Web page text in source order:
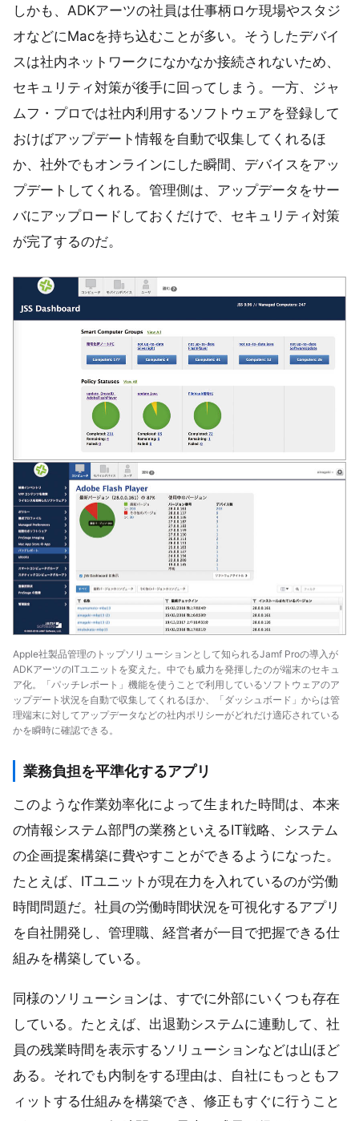
しかも、ADKアーツの社員は仕事柄ロケ現場やスタジ
オなどにMacを持ち込むことが多い。そうしたデバイ
スは社内ネットワークになかなか接続されないため、
セキュリティ対策が後手に回ってしまう。一方、ジャ
ムフ・プロでは社内利用するソフトウェアを登録して
おけばアップデート情報を自動で収集してくれるほ
か、社外でもオンラインにした瞬間、デバイスをアッ
プデートしてくれる。管理側は、アップデータをサー
バにアップロードしておくだけで、セキュリティ対策
が完了するのだ。
Apple社製品管理のトップソリューションとして知られるJamf Proの導入が
ADKアーツのITユニットを変えた。中でも威力を発揮したのが端末のセキュ
ア化。「パッチレポート」機能を使うことで利用しているソフトウェアのア
ップデート状況を自動で収集してくれるほか、「ダッシュボード」からは管
理端末に対してアップデータなどの社内ポリシーがどれだけ適応されている
かを瞬時に確認できる。
業務負担を平準化するアプリ
このような作業効率化によって生まれた時間は、本来
の情報システム部門の業務といえるIT戦略、システム
の企画提案構築に費やすことができるようになった。
たとえば、ITユニットが現在力を入れているのが労働
時間問題だ。社員の労働時間状況を可視化するアプリ
を自社開発し、管理職、経営者が一目で把握できる仕
組みを構築している。
同様のソリューションは、すでに外部にいくつも存在
している。たとえば、出退勤システムに連動して、社
員の残業時間を表示するソリューションなどは山ほど
ある。それでも内制をする理由は、自社にもっともフ
ィットする仕組みを構築でき、修正もすぐに行うこと